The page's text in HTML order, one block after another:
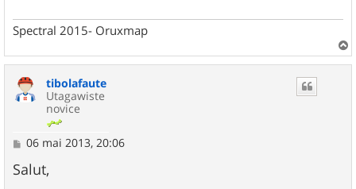
Spectral 2015- Oruxmap
a
tibolafaute
Utagawiste
novice
M
s
s
06 mai 2013, 20:06
Salut,